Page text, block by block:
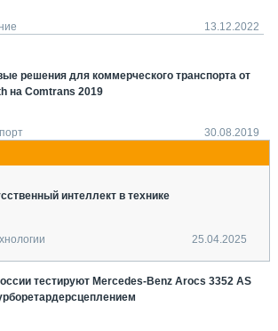
13.12.2022
решения для коммерческого транспорта от
на Comtrans 2019
30.08.2019
интеллект в технике
25.04.2025
тестируют Mercedes-Benz Arocs 3352 AS